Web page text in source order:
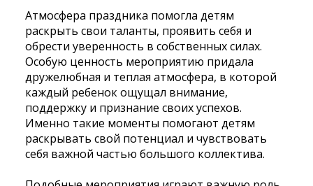
Атмосфера праздника помогла детям
раскрыть свои таланты, проявить себя и
обрести уверенность в собственных силах.
Особую ценность мероприятию придала
дружелюбная и теплая атмосфера, в которой
каждый ребенок ощущал внимание,
поддержку и признание своих успехов.
Именно такие моменты помогают детям
раскрывать свой потенциал и чувствовать
себя важной частью большого коллектива.